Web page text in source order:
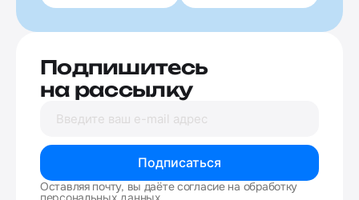
Подпишитесь
на рассылку
Подписаться
Оставляя почту, вы даёте согласие на обработку
персональных данных